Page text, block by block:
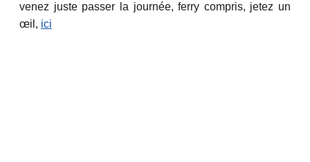
venez juste passer la journée, ferry compris, jetez un
œil, ici